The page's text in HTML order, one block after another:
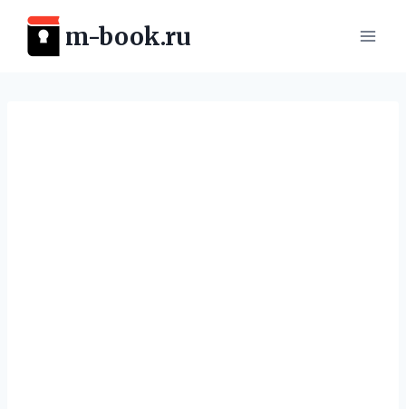
Перейти
содержимому
m-book.ru